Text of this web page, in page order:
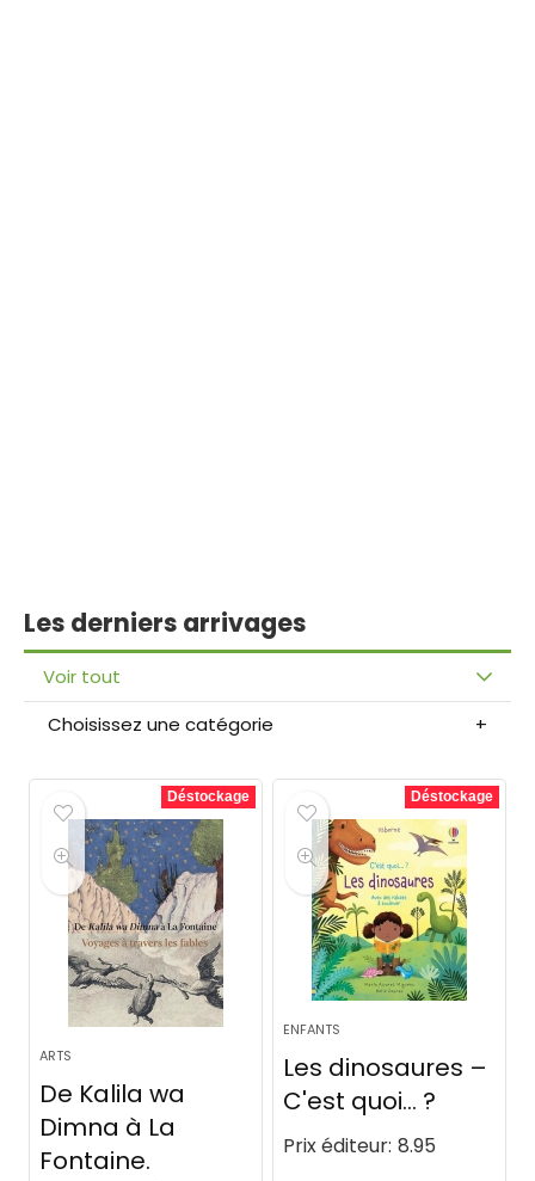
Les derniers arrivages
Voir tout
Choisissez une catégorie
Déstockage
ARTS
De Kalila wa
Dimna à La
Fontaine.
Déstockage
ENFANTS
Les dinosaures –
C'est quoi… ?
Prix éditeur: 8.95